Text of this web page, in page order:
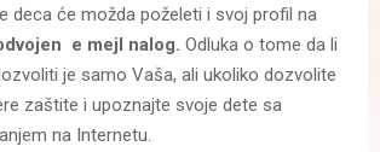
deca će možda poželeti i svoj profil na
e mejl nalog. Odluka o tome da li
je samo Vaša, ali ukoliko dozvolite
zaštite i upoznajte svoje dete sa
na Internetu.